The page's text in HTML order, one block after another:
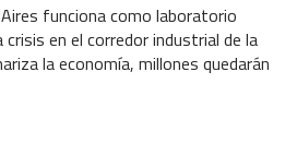
funciona como laboratorio
en el corredor industrial de la
la economía, millones quedarán